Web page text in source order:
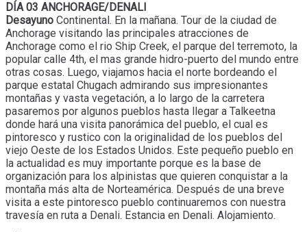
DÍA 03 ANCHORAGE/DENALI
Desayuno Continental. En la mañana. Tour de la ciudad de
Anchorage visitando las principales atracciones de
Anchorage como el rio Ship Creek, el parque del terremoto, la
popular calle 4th, el mas grande hidro-puerto del mundo entre
otras cosas. Luego, viajamos hacia el norte bordeando el
parque estatal Chugach admirando sus impresionantes
montañas y vasta vegetación, a lo largo de la carretera
pasaremos por algunos pueblos hasta llegar a Talkeetna
donde hará una visita panorámica del pueblo, el cual es
pintoresco y rustico con la originalidad de los pueblos del
viejo Oeste de los Estados Unidos. Este pequeño pueblo en
la actualidad es muy importante porque es la base de
organización para los alpinistas que quieren conquistar a la
montaña más alta de Norteamérica. Después de una breve
visita a este pintoresco pueblo continuaremos con nuestra
travesía en ruta a Denali. Estancia en Denali. Alojamiento.